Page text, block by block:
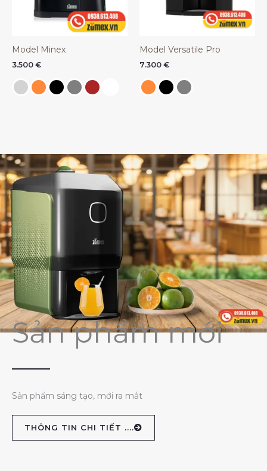
Model Minex
3.500 €
Model Versatile Pro
7.300 €
Sản phẩm mới
Sản phẩm sáng tạo, mới ra mắt
THÔNG TIN CHI TIẾT ....